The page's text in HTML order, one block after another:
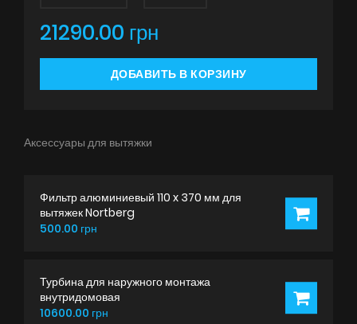
21290.00 грн
ДОБАВИТЬ В КОРЗИНУ
Аксессуары для вытяжки
Фильтр алюминиевый 110 x 370 мм для
вытяжек Nortberg
500.00 грн
Турбина для наружного монтажа
внутридомовая
10600.00 грн